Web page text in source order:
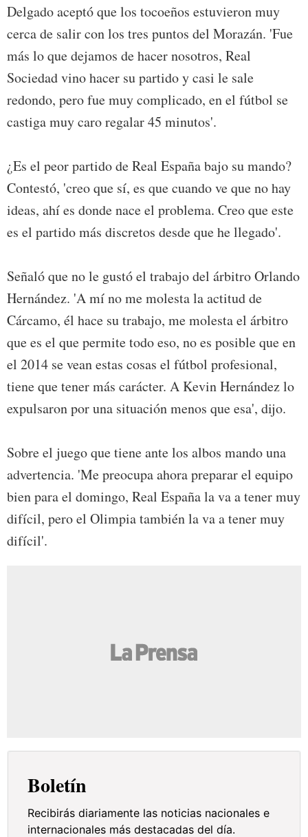
Delgado aceptó que los tocoeños estuvieron muy
cerca de salir con los tres puntos del Morazán. 'Fue
más lo que dejamos de hacer nosotros, Real
Sociedad vino hacer su partido y casi le sale
redondo, pero fue muy complicado, en el fútbol se
castiga muy caro regalar 45 minutos'.
¿Es el peor partido de Real España bajo su mando?
Contestó, 'creo que sí, es que cuando ve que no hay
ideas, ahí es donde nace el problema. Creo que este
es el partido más discretos desde que he llegado'.
Señaló que no le gustó el trabajo del árbitro Orlando
Hernández. 'A mí no me molesta la actitud de
Cárcamo, él hace su trabajo, me molesta el árbitro
que es el que permite todo eso, no es posible que en
el 2014 se vean estas cosas el fútbol profesional,
tiene que tener más carácter. A Kevin Hernández lo
expulsaron por una situación menos que esa', dijo.
Sobre el juego que tiene ante los albos mando una
advertencia. 'Me preocupa ahora preparar el equipo
bien para el domingo, Real España la va a tener muy
difícil, pero el Olimpia también la va a tener muy
difícil'.
Boletín
Recibirás diariamente las noticias nacionales e
internacionales más destacadas del día.